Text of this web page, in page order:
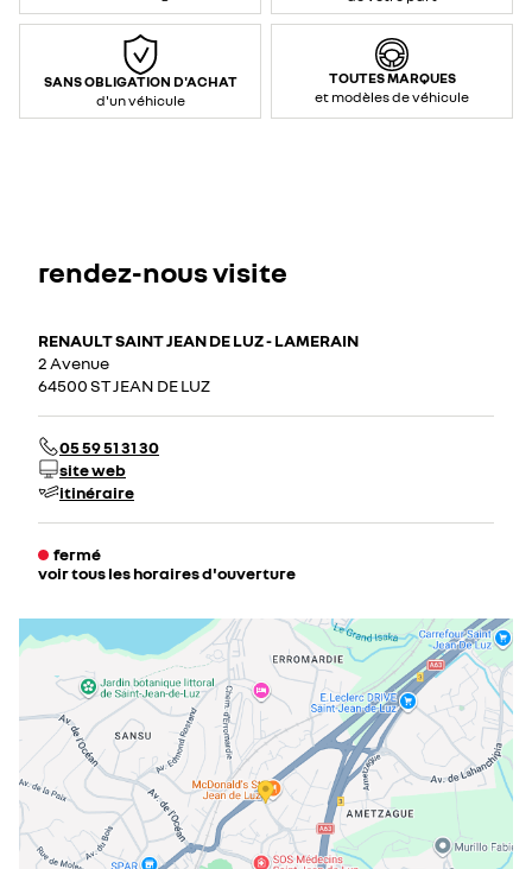
SANS OBLIGATION D'ACHAT
d'un véhicule
TOUTES MARQUES
et modèles de véhicule
rendez-nous visite
RENAULT SAINT JEAN DE LUZ - LAMERAIN
2 Avenue
64500 ST JEAN DE LUZ
05 59 51 31 30
site web
itinéraire
fermé
voir tous les horaires d'ouverture
mardi
08:30 - 12:0014:00 - 19:00
mercredi
08:30 - 12:0014:00 - 19:00
08:30 - 12:0014:00 - 19:00
vendredi
08:30 - 12:0014:00 - 19:00
samedi
08:30 - 12:0014:00 - 18:00
dimanche
fermé